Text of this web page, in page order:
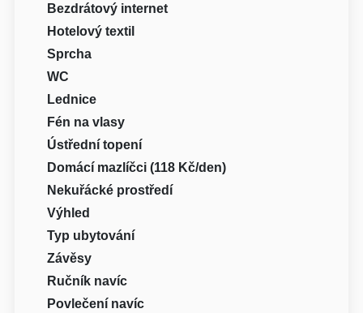
Bezdrátový internet
Hotelový textil
Sprcha
WC
Lednice
Fén na vlasy
Ústřední topení
Domácí mazlíčci (118 Kč/den)
Nekuřácké prostředí
Výhled
Typ ubytování
Závěsy
Ručník navíc
Povlečení navíc